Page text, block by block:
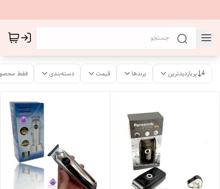
پربازدیدترین برندها قیمت دسته‌بندی فقط